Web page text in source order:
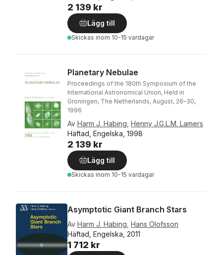
2 139 kr
Lägg till
Skickas inom 10-15 vardagar
Planetary Nebulae
Proceedings of the 180th Symposium of the
International Astronomical Union, Held in
Groningen, The Netherlands, August, 26–30,
1996
Av Harm J. Habing Henny J.G.L.M. Lamers
Häftad, Engelska, 1998
2 139 kr
Lägg till
Skickas inom 10-15 vardagar
Asymptotic Giant Branch Stars
Av Harm J. Habing Hans Olofsson
Häftad, Engelska, 2011
1 712 kr